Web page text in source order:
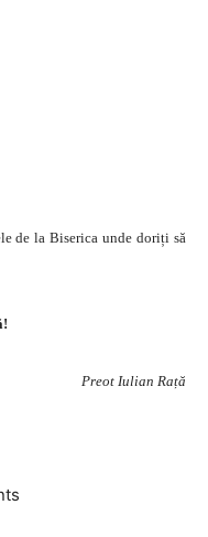
de la Biserica unde doriți să
Preot Iulian Rață